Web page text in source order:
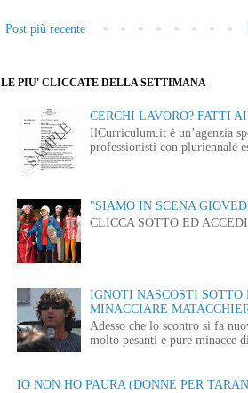
Post più recente
LE PIU' CLICCATE DELLA SETTIMANA
CERCHI LAVORO? FATTI
IlCurriculum.it è un’agenzia
professionisti con pluriennale
"SIAMO IN SCENA
CLICCA SOTTO ED
IGNOTI NASCOSTI
MINACCIARE
Adesso che lo scontro si fa
molto pesanti e pure minacce
IO NON HO PAURA (DONNE PER